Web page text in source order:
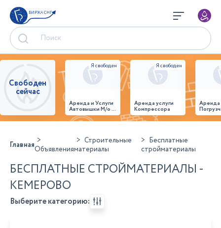
БИРЖА СНГ
Свободен
сейчас
Аренда и Услуги
Автовышки М/о г.
Домодедово
26,28,32 место
Аренда услуги
Компрессора
ГлавнаяОбъявления
Строительные
материалы
Бесплатные
стройматериалы
БЕСПЛАТНЫЕ СТРОЙМАТЕРИАЛЫ -
КЕМЕРОВО
Выберите категорию: